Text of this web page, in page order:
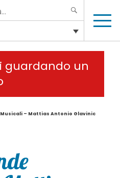
guardando un
– Mattias Antonio Glavinic